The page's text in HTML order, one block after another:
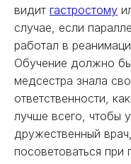
видит гастростому
случае, если
работал в
Обучение должно
медсестра знала
ответственности,
лучше всего, чтобы
дружественный
посоветоваться при